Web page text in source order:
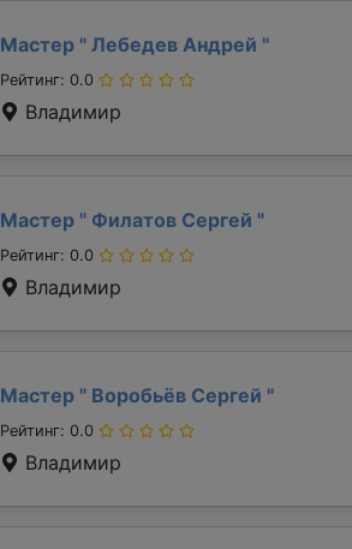
Мастер " Лебедев Андрей "
Рейтинг: 0.0
Владимир
Мастер " Филатов Сергей "
Рейтинг: 0.0
Владимир
Мастер " Воробьёв Сергей "
Рейтинг: 0.0
Владимир